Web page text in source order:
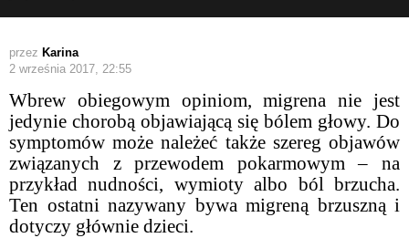
przez Karina
2 września 2017, 22:55
Wbrew obiegowym opiniom, migrena nie jest
jedynie chorobą objawiającą się bólem głowy. Do
symptomów może należeć także szereg objawów
związanych z przewodem pokarmowym – na
przykład nudności, wymioty albo ból brzucha.
Ten ostatni nazywany bywa migreną brzuszną i
dotyczy głównie dzieci.